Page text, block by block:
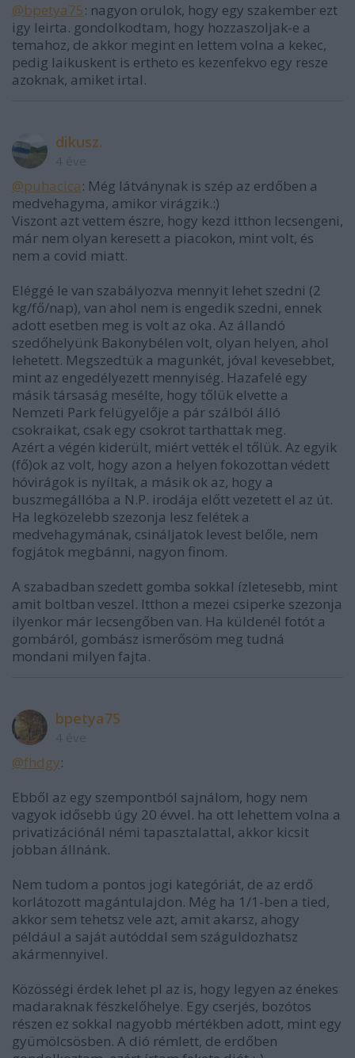
@bpetya75: nagyon orulok, hogy egy szakember ezt
igy leirta. gondolkodtam, hogy hozzaszoljak-e a
temahoz, de akkor megint en lettem volna a kekec,
pedig laikuskent is ertheto es kezenfekvo egy resze
azoknak, amiket irtal.
dikusz.
@puhacica: Még látványnak is szép az erdőben a
medvehagyma, amikor virágzik.:)
Viszont azt vettem észre, hogy kezd itthon lecsengeni,
már nem olyan keresett a piacokon, mint volt, és
nem a covid miatt.
Eléggé le van szabályozva mennyit lehet szedni (2
kg/fő/nap), van ahol nem is engedik szedni, ennek
adott esetben meg is volt az oka. Az állandó
szedőhelyünk Bakonybélen volt, olyan helyen, ahol
lehetett. Megszedtük a magunkét, jóval kevesebbet,
mint az engedélyezett mennyiség. Hazafelé egy
másik társaság mesélte, hogy tőlük elvette a
Nemzeti Park felügyelője a pár szálból álló
csokraikat, csak egy csokrot tarthattak meg.
Azért a végén kiderült, miért vették el tőlük. Az egyik
(fő)ok az volt, hogy azon a helyen fokozottan védett
hóvirágok is nyíltak, a másik ok az, hogy a
buszmegállóba a N.P. irodája előtt vezetett el az út.
Ha legközelebb szezonja lesz felétek a
medvehagymának, csináljatok levest belőle, nem
fogjátok megbánni, nagyon finom.
A szabadban szedett gomba sokkal ízletesebb, mint
amit boltban veszel. Itthon a mezei csiperke szezonja
ilyenkor már lecsengőben van. Ha küldenél fotót a
gombáról, gombász ismerősöm meg tudná
mondani milyen fajta.
bpetya75
@fhdgy:
Ebből az egy szempontból sajnálom, hogy nem
vagyok idősebb úgy 20 évvel. ha ott lehettem volna a
privatizációnál némi tapasztalattal, akkor kicsit
jobban állnánk.
Nem tudom a pontos jogi kategóriát, de az erdő
korlátozott magántulajdon. Még ha 1/1-ben a tied,
akkor sem tehetsz vele azt, amit akarsz, ahogy
például a saját autóddal sem száguldozhatsz
akármennyivel.
Közösségi érdek lehet pl az is, hogy legyen az énekes
madaraknak fészkelőhelye. Egy cserjés, bozótos
részen ez sokkal nagyobb mértékben adott, mint egy
gyümölcsösben. A dió rémlett, de erdőben